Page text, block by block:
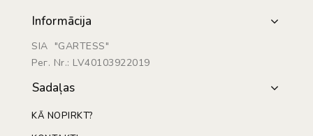
Informācija
SIA "GARTESS"
Рег. Nr.: LV40103922019
Sadaļas
KĀ NOPIRKT?